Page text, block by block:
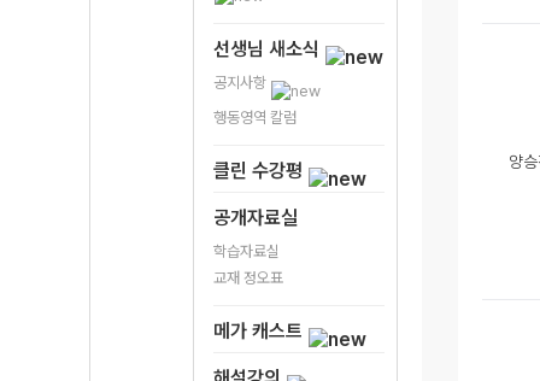
선생님 새소식
공지사항
행동영역 칼럼
클린 수강평
공개자료실
학습자료실
교재 정오표
메가 캐스트
양